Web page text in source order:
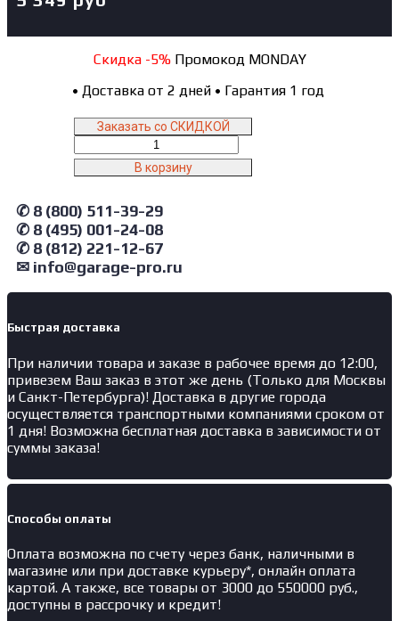
Скидка -5%Промокод MONDAY
• Доставка от 2 дней • Гарантия 1 год
Заказать со СКИДКОЙ
товара
ZA600ST-
ZAUBER
AIR
Фильтр
потолочный
M5
500M
мм
В корзину
✆ 8 (800) 511-39-29
✆ 8 (495) 001-24-08
✆ 8 (812) 221-12-67
✉ info@garage-pro.ru
Быстрая доставка
При наличии товара и заказе в рабочее время до 12:00,
привезем Ваш заказ в этот же день (Только для Москвы
и Санкт-Петербурга)! Доставка в другие города
осуществляется транспортными компаниями сроком от
1 дня! Возможна бесплатная доставка в зависимости от
суммы заказа!
Способы оплаты
Оплата возможна по счету через банк, наличными в
магазине или при доставке курьеру*, онлайн оплата
картой. А также, все товары от 3000 до 550000 руб.,
доступны в рассрочку и кредит!